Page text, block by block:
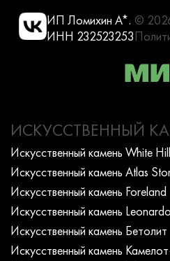
ИП Ломихин А*.
ИНН 232523253
©
ИСКУССТВЕННЫЙ
Искусcтвенный камень White
Искусcтвенный камень Atlas
Искусcтвенный камень Foreland
Искусcтвенный камень
Искусcтвенный камень Бетолит
Искусcтвенный камень